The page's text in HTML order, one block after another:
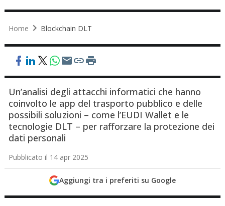
Home Blockchain DLT
Un’analisi degli attacchi informatici che hanno
coinvolto le app del trasporto pubblico e delle
possibili soluzioni – come l’EUDI Wallet e le
tecnologie DLT – per rafforzare la protezione dei
dati personali
Pubblicato il 14 apr 2025
Aggiungi tra i preferiti su Google